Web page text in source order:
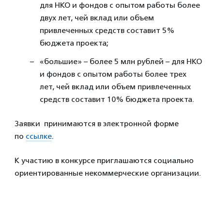
для НКО и фондов с опытом работы более
двух лет, чей вклад или объем
привлеченных средств составит 5%
бюджета проекта;
«большие» – более 5 млн рублей – для НКО
и фондов с опытом работы более трех
лет, чей вклад или объем привлеченных
средств составит 10% бюджета проекта.
Заявки принимаются в электронной форме
по ссылке.
К участию в конкурсе приглашаются социально
ориентированные некоммерческие организации.